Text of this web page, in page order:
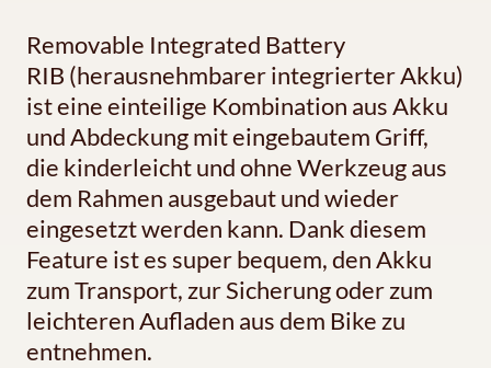
Removable Integrated Battery
RIB (herausnehmbarer integrierter Akku)
ist eine einteilige Kombination aus Akku
und Abdeckung mit eingebautem Griff,
die kinderleicht und ohne Werkzeug aus
dem Rahmen ausgebaut und wieder
eingesetzt werden kann. Dank diesem
Feature ist es super bequem, den Akku
zum Transport, zur Sicherung oder zum
leichteren Aufladen aus dem Bike zu
entnehmen.